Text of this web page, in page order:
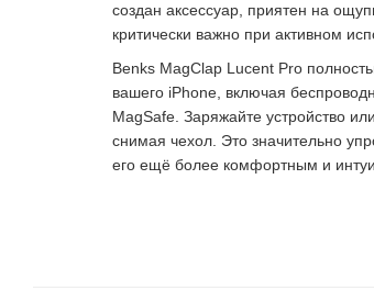
создан аксессуар, приятен на
критически важно при активном
Benks MagClap Lucent Pro
вашего iPhone, включая
MagSafe. Заряжайте устройство
снимая чехол. Это значительно
его ещё более комфортным и